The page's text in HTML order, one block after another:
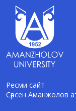
Ресми сайт
Сәрсен Аманжолов
AI-Talapker